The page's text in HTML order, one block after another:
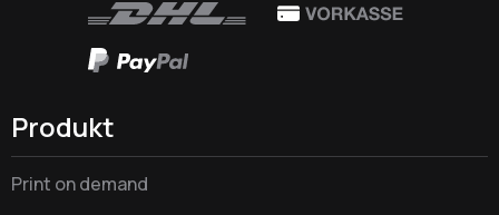
Produkt
Print on demand